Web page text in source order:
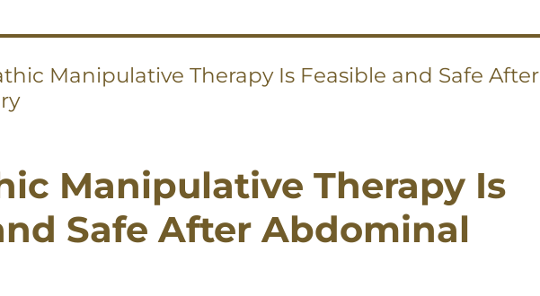
Manipulative Therapy Is Feasible and Safe After
Manipulative Therapy Is
Safe After Abdominal